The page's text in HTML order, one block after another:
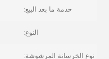
خدمة ما بعد البيع:
النوع:
نوع الخرسانة المرشوشة: